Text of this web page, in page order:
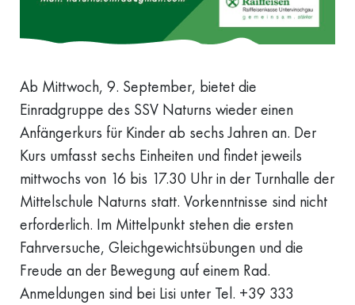
Ab Mittwoch, 9. September, bietet die
Einradgruppe des SSV Naturns wieder einen
Anfängerkurs für Kinder ab sechs Jahren an. Der
Kurs umfasst sechs Einheiten und findet jeweils
mittwochs von 16 bis 17.30 Uhr in der Turnhalle der
Mittelschule Naturns statt. Vorkenntnisse sind nicht
erforderlich. Im Mittelpunkt stehen die ersten
Fahrversuche, Gleichgewichtsübungen und die
Freude an der Bewegung auf einem Rad.
Anmeldungen sind bei Lisi unter Tel. +39 333